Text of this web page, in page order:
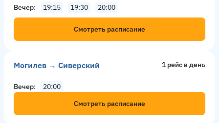
Вечер 19:15 19:30 20:00
Смотреть расписание
Могилев → Сиверский 1 рейс в день
Вечер
20:00
Смотреть расписание